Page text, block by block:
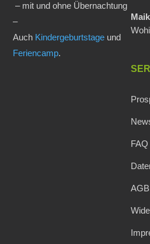
– mit und ohne Übernachtung
–
Auch Kindergeburtstage und
Feriencamp.
FAQ
AGB